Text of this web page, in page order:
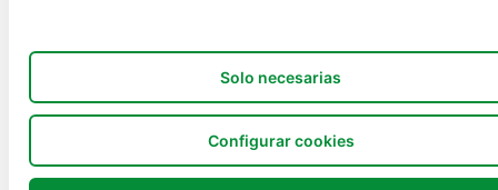
Solo necesarias
Configurar cookies